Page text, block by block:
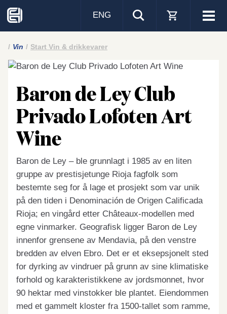
Visa
ENG
Vin Start Vin & drikkevarer
Baron de Ley Club
Privado Lofoten Art
Wine
Baron de Ley – ble grunnlagt i 1985 av en liten
gruppe av prestisjetunge Rioja fagfolk som
bestemte seg for å lage et prosjekt som var unik
på den tiden i Denominación de Origen Calificada
Rioja; en vingård etter Châteaux-modellen med
egne vinmarker. Geografisk ligger Baron de Ley
innenfor grensene av Mendavia, på den venstre
bredden av elven Ebro. Det er et eksepsjonelt sted
for dyrking av vindruer på grunn av sine klimatiske
forhold og karakteristikkene av jordsmonnet, hvor
90 hektar med vinstokker ble plantet. Eiendommen
med et gammelt kloster fra 1500-tallet som ramme,